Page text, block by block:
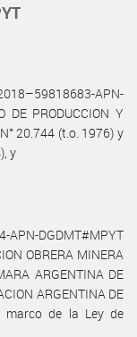
APN-
DE PRODUCCION Y
20.744 (t.o. 1976) y
y
APN-DGDMT#MPYT
OBRERA MINERA
ARGENTINA DE
ARGENTINA DE
marco de la Ley de